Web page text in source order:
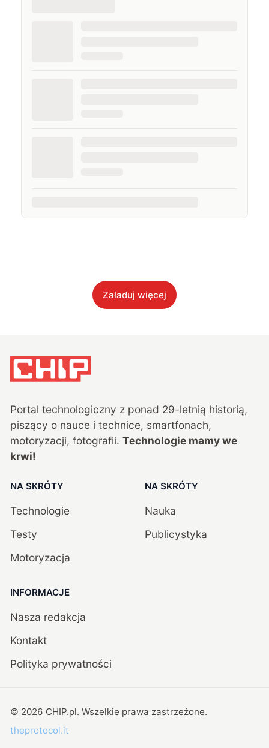
Załaduj więcej
Portal technologiczny z ponad 29-letnią historią,
piszący o nauce i technice, smartfonach,
motoryzacji, fotografii. Technologie mamy we
krwi!
NA SKRÓTY
Technologie
Testy
Motoryzacja
NA SKRÓTY
Nauka
Publicystyka
INFORMACJE
Nasza redakcja
Kontakt
Polityka prywatności
© 2026 CHIP.pl. Wszelkie prawa zastrzeżone.
theprotocol.it